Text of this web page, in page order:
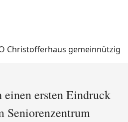
einen ersten Eindruck
Seniorenzentrum